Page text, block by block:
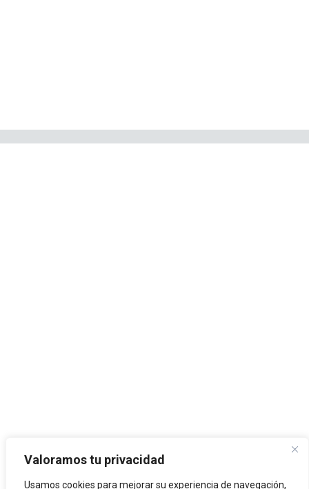
Valoramos tu privacidad
Usamos cookies para mejorar su experiencia de navegación,